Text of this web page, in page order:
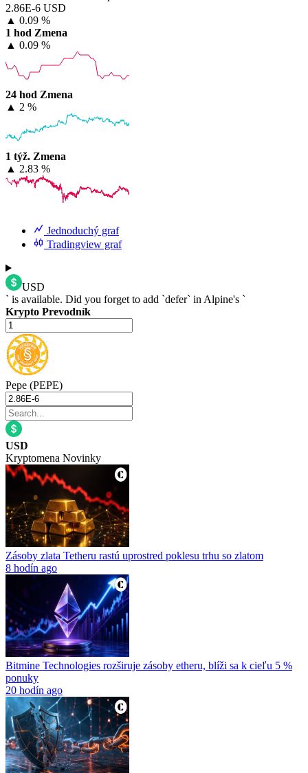
2.86E-6 USD
▲ 0.09 %
1 hod Zmena
▲ 0.09 %
24 hod Zmena
▲ 2 %
1 týž. Zmena
▲ 2.83 %
Jednoduchý graf
Tradingview graf
USD
` is available. Did you forget to add `defer` in Alpine's `
Krypto Prevodník
Pepe (PEPE)
USD
Kryptomena Novinky
Zásoby zlata Tetheru rastú uprostred poklesu trhu so zlatom
8 hodín ago
Bitmine Technologies rozširuje zásoby etheru, blíži sa k cieľu 5 %
ponuky
20 hodín ago